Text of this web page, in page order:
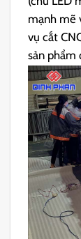
mạnh mẽ
vụ cắt
sản phẩm